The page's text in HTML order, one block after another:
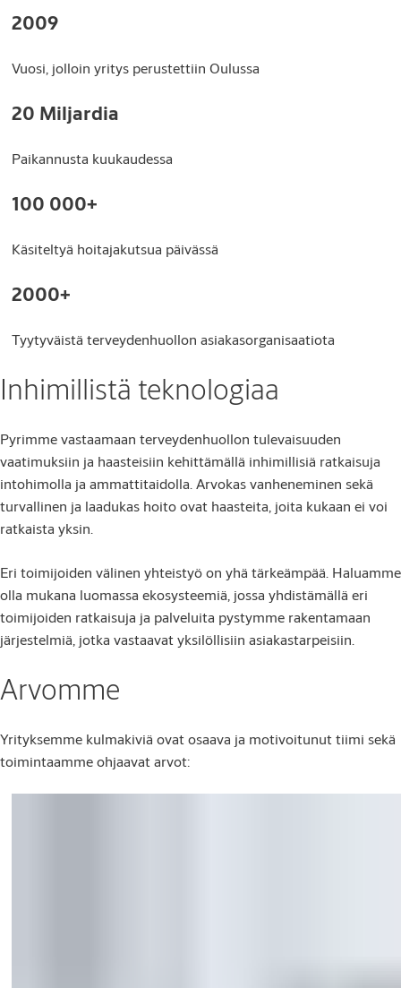
2009
Vuosi, jolloin yritys perustettiin Oulussa
20 Miljardia
Paikannusta kuukaudessa
100 000+
Käsiteltyä hoitajakutsua päivässä
2000+
Tyytyväistä terveydenhuollon asiakasorganisaatiota
Inhimillistä teknologiaa
Pyrimme vastaamaan terveydenhuollon tulevaisuuden
vaatimuksiin ja haasteisiin kehittämällä inhimillisiä ratkaisuja
intohimolla ja ammattitaidolla. Arvokas vanheneminen sekä
turvallinen ja laadukas hoito ovat haasteita, joita kukaan ei voi
ratkaista yksin.
Eri toimijoiden välinen yhteistyö on yhä tärkeämpää. Haluamme
olla mukana luomassa ekosysteemiä, jossa yhdistämällä eri
toimijoiden ratkaisuja ja palveluita pystymme rakentamaan
järjestelmiä, jotka vastaavat yksilöllisiin asiakastarpeisiin.
Arvomme
Yrityksemme kulmakiviä ovat osaava ja motivoitunut tiimi sekä
toimintaamme ohjaavat arvot: